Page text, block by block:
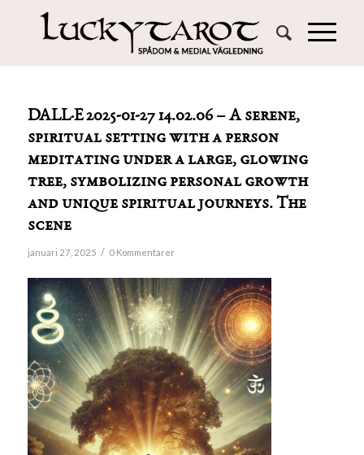
DALL·E 2025-01-27 14.02.06 – A serene,
spiritual setting with a person
meditating under a large, glowing
tree, symbolizing personal growth
and unique spiritual journeys. The
scene
januari 27, 2025 / 0 Kommentarer